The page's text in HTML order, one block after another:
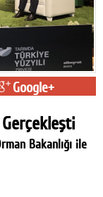
Google+
Bakanlığı ile